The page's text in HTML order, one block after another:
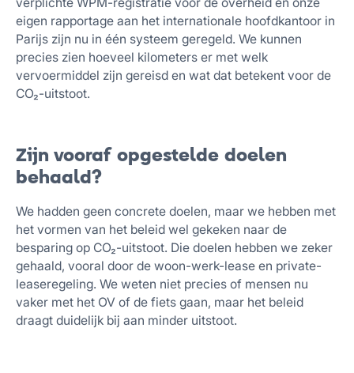
eigen rapportage aan het internationale hoofdkantoor in
Parijs zijn nu in één systeem geregeld. We kunnen
precies zien hoeveel kilometers er met welk
vervoermiddel zijn gereisd en wat dat betekent voor de
CO₂-uitstoot.
Zijn vooraf opgestelde doelen
behaald?
We hadden geen concrete doelen, maar we hebben met
het vormen van het beleid wel gekeken naar de
besparing op CO₂-uitstoot. Die doelen hebben we zeker
gehaald, vooral door de woon-werk-lease en private-
leaseregeling. We weten niet precies of mensen nu
vaker met het OV of de fiets gaan, maar het beleid
draagt duidelijk bij aan minder uitstoot.